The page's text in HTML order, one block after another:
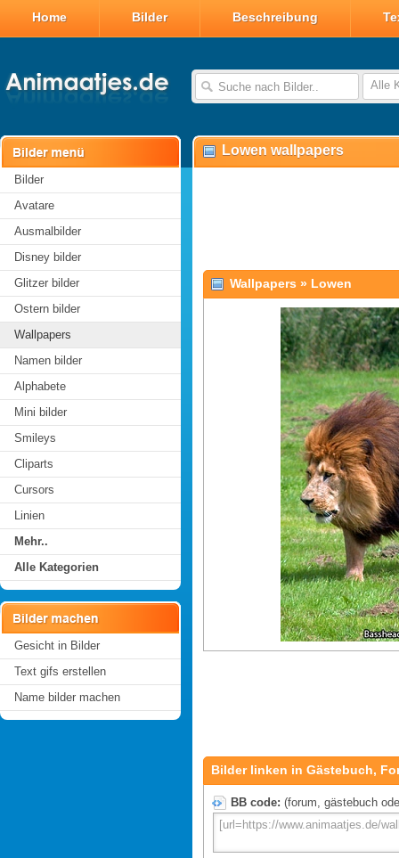
Home Bilder Beschreibung
Alle
Bilder
Avatare
Ausmalbilder
Disney bilder
Glitzer bilder
Ostern bilder
Wallpapers
Namen bilder
Alphabete
Mini bilder
Smileys
Cliparts
Cursors
Linien
Mehr..
Alle Kategorien
Gesicht in Bilder
Text gifs erstellen
Name bilder machen
Lowen wallpapers
Wallpapers » Lowen
Bilder linken in Gästebuch,
BB code: (forum, gästebuch